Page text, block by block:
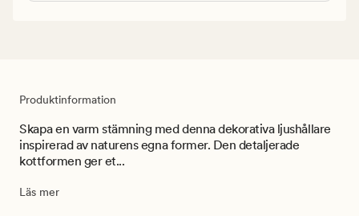
Produktinformation
Skapa en varm stämning med denna dekorativa ljushållare
inspirerad av naturens egna former. Den detaljerade
kottformen ger et...
Läs mer